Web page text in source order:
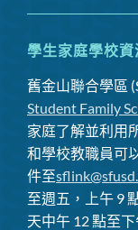
學生家庭學校資
舊金山聯合學區
Student Family
家庭了解並利用
和學校教職員可
件至
至週五，上午 9
天中午 12 點至